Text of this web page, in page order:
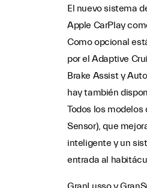
El nuevo sistema
Apple CarPlay
Como opcional
por el Adaptive
Brake Assist y
hay también
Todos los
Sensor), que
inteligente y un
entrada al